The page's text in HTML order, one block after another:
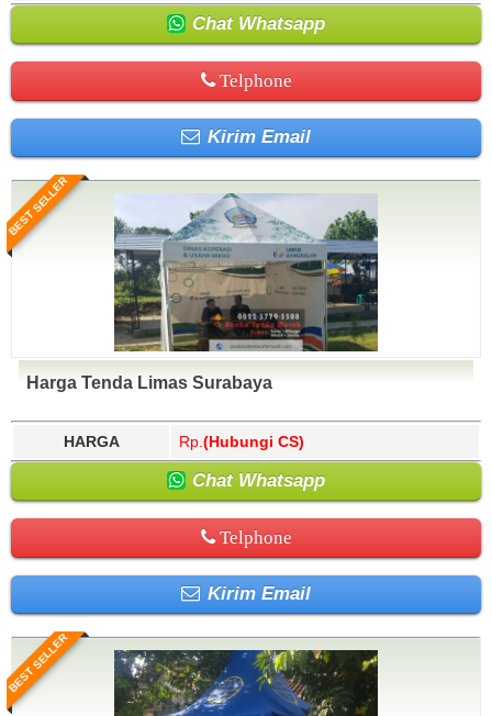
Chat Whatsapp
Telphone
Kirim Email
BEST SELLER
Harga Tenda Limas Surabaya
HARGA Rp. (Hubungi CS)
Chat Whatsapp
Telphone
Kirim Email
BEST SELLER